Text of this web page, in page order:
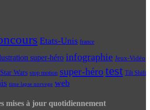
Etats-Unis france
super-héro infographie Jeux-Vidéo
Star Wars stop motion super-hérotest Tilt Shift
time lapse norvege web
mises à jour quotidiennement